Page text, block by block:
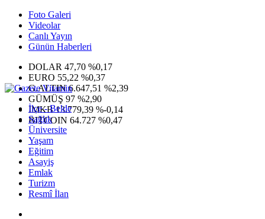
Foto Galeri
Videolar
Canlı Yayın
Günün Haberleri
DOLAR 47,70 %0,17
EURO 55,22 %0,37
G.ALTIN6.647,51 %2,39
GÜMÜŞ 97 %2,90
IMKB13.779,39 %-0,14
BITCOIN 64.727 %0,47
İlçe - Belde
Sağlık
Üniversite
Yaşam
Eğitim
Asayiş
Emlak
Turizm
Resmî İlan